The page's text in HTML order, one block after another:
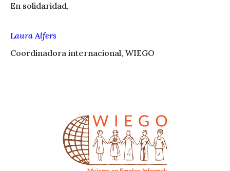
En solidaridad,
Laura Alfers
Coordinadora internacional, WIEGO